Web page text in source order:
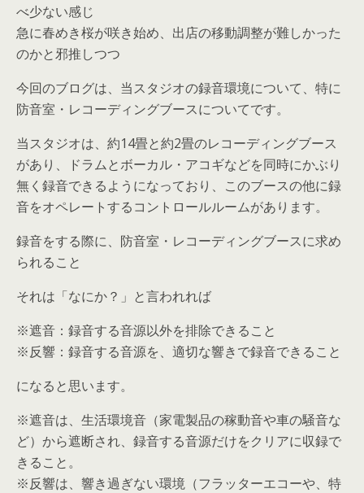
べ少ない感じ
急に春めき桜が咲き始め、出店の移動調整が難しかった
のかと邪推しつつ
今回のブログは、当スタジオの録音環境について、特に
防音室・レコーディングブースについてです。
当スタジオは、約14畳と約2畳のレコーディングブース
があり、ドラムとボーカル・アコギなどを同時にかぶり
無く録音できるようになっており、このブースの他に録
音をオペレートするコントロールルームがあります。
録音をする際に、防音室・レコーディングブースに求め
られること
それは「なにか？」と言われれば
※遮音：録音する音源以外を排除できること
※反響：録音する音源を、適切な響きで録音できること
になると思います。
※遮音は、生活環境音（家電製品の稼動音や車の騒音な
ど）から遮断され、録音する音源だけをクリアに収録で
きること。
※反響は、響き過ぎない環境（フラッターエコーや、特